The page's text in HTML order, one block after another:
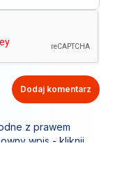
Dodaj komentarz
z prawem
wpis - kliknij